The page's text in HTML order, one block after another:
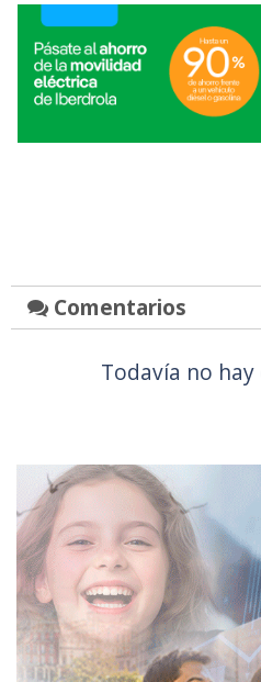
Comentarios
Todavía no